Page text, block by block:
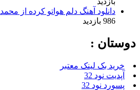
دانلود آهنگ دلم هواتو کرده از
986 بازدید
دوستان :
خرید بک لینک معتبر
آپدیت نود 32
پسورد نود 32